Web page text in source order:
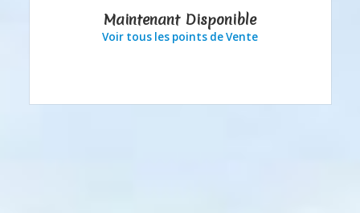
Maintenant Disponible
Voir tous les points de Vente